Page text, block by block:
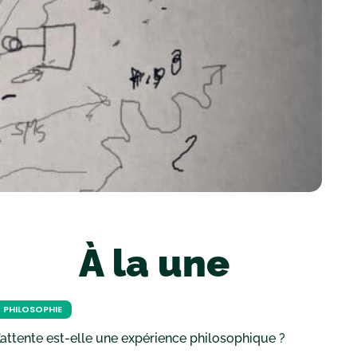
À la une
PHILOSOPHIE
est-elle une expérience philosophique ?